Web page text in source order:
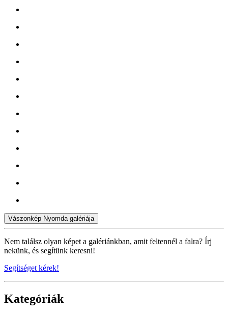
Vászonkép Nyomda galériája
Nem találsz olyan képet a galériánkban, amit feltennél a falra? Írj
nekünk, és segítünk keresni!
Segítséget kérek!
Kategóriák